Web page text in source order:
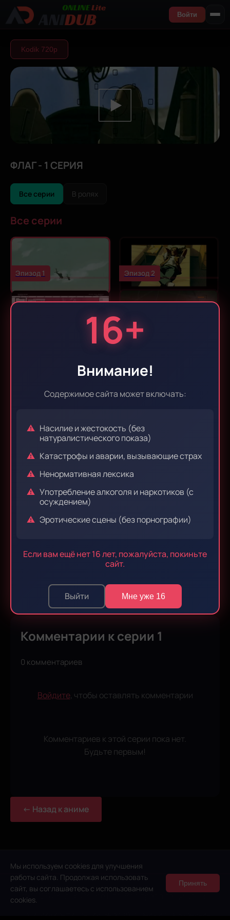
16+
Внимание!
Содержимое сайта может включать:
Насилие и жестокость (без
натуралистического показа)
Катастрофы и аварии, вызывающие страх
Ненормативная лексика
Употребление алкоголя и наркотиков (с
осуждением)
Эротические сцены (без порнографии)
Если вам ещё нет 16 лет, пожалуйста, покиньте
сайт.
Выйти Мне уже 16
Мы используем cookies для улучшения
работы сайта. Продолжая использовать
сайт, вы соглашаетесь с использованием
cookies.
Принять
Войти
Kodik 720р
ФЛАГ - 1 СЕРИЯ
Все серии В ролях
Все серии
Эпизод 1 Эпизод 2
Эпизод 6
Эпизод 7 Эпизод 8
Эпизод 13
Комментарии к серии 1
0 комментариев
Войдите, чтобы оставлять комментарии
Комментариев к этой серии пока нет.
Будьте первым!
← Назад к аниме
© 2026 Anidub Online Lite. Все права защищены.